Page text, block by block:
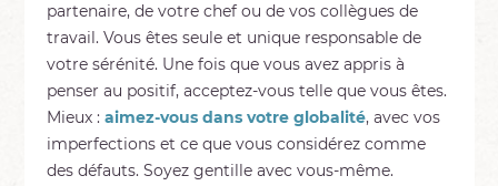
partenaire, de votre chef ou de vos collègues de
travail. Vous êtes seule et unique responsable de
votre sérénité. Une fois que vous avez appris à
penser au positif, acceptez-vous telle que vous êtes.
Mieux : aimez-vous dans votre globalité, avec vos
imperfections et ce que vous considérez comme
des défauts. Soyez gentille avec vous-même.